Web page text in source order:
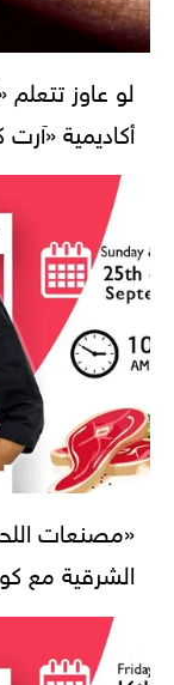
لو عاوز
أكاديمية
«مصنعات
الشرقية مع